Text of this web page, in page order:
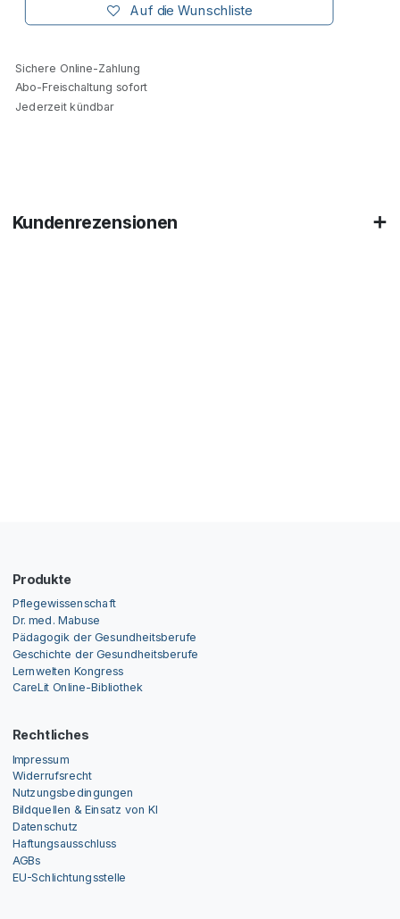
Auf die Wunschliste
Sichere Online-Zahlung
Abo-Freischaltung sofort
Jederzeit kündbar
Kundenrezensionen
Produkte
Pflegewissenschaft
Dr. med. Mabuse
Pädagogik der Gesundheitsberufe
Geschichte der Gesundheitsberufe
Lernwelten Kongress
CareLit Online-Bibliothek
Rechtliches
Impressum
Widerrufsrecht
Nutzungsbedingungen
Bildquellen & Einsatz von KI
Datenschutz
Haftungsausschluss
AGBs
EU-Schlichtungsstelle